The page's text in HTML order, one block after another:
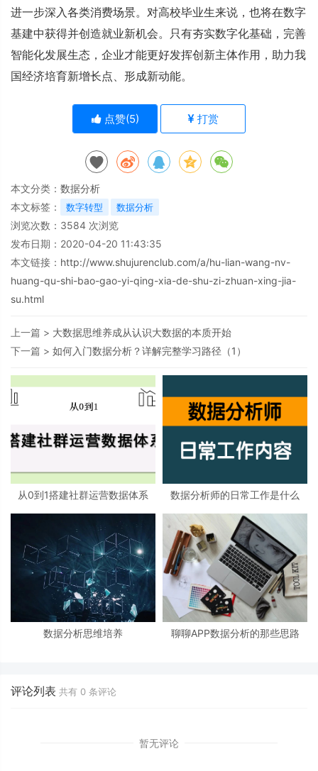
进一步深入各类消费场景。对高校毕业生来说，也将在数字
基建中获得并创造就业新机会。只有夯实数字化基础，完善
智能化发展生态，企业才能更好发挥创新主体作用，助力我
国经济培育新增长点、形成新动能。
点赞(5) 打赏
本文分类： 数据分析
本文标签：
数字转型 数据分析
浏览次数： 3584 次浏览
发布日期：2020-04-20 11:43:35
本文链接： http://www.shujurenclub.com/a/hu-lian-wang-nv-
huang-qu-shi-bao-gao-yi-qing-xia-de-shu-zi-zhuan-xing-jia-
su.html
上一篇 > 大数据思维养成从认识大数据的本质开始
下一篇 > 如何入门数据分析？详解完整学习路径（1）
从0到1搭建社群运营数据体系 数据分析师的日常工作是什么
数据分析思维培养 聊聊APP数据分析的那些思路
评论列表 共有 0 条评论
暂无评论